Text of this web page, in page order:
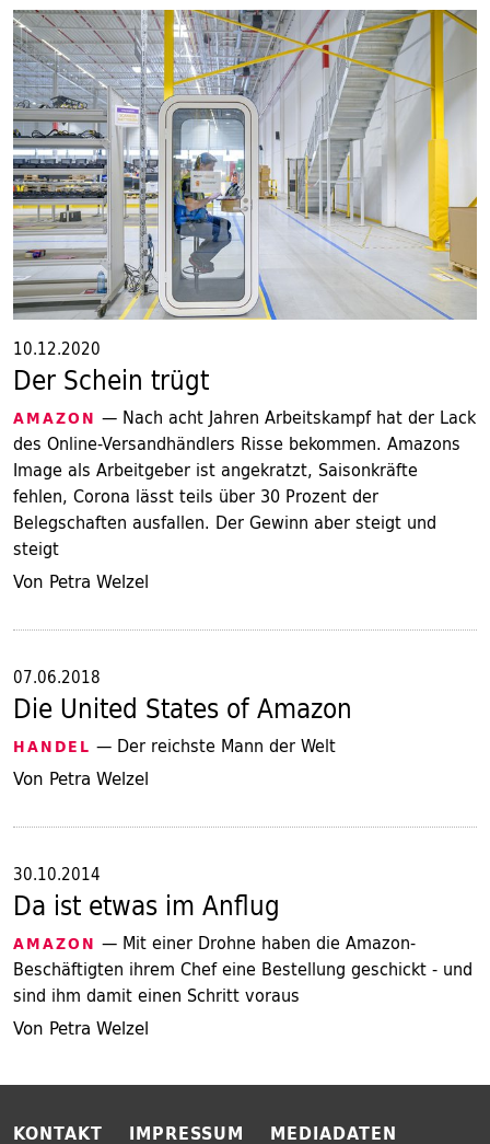
10.12.2020
Der Schein trügt
AMAZON — Nach acht Jahren Arbeitskampf hat der Lack
des Online-Versandhändlers Risse bekommen. Amazons
Image als Arbeitgeber ist angekratzt, Saisonkräfte
fehlen, Corona lässt teils über 30 Prozent der
Belegschaften ausfallen. Der Gewinn aber steigt und
steigt
Von Petra Welzel
07.06.2018
Die United States of Amazon
HANDEL — Der reichste Mann der Welt
Von Petra Welzel
30.10.2014
Da ist etwas im Anflug
AMAZON — Mit einer Drohne haben die Amazon-
Beschäftigten ihrem Chef eine Bestellung geschickt - und
sind ihm damit einen Schritt voraus
Von Petra Welzel
KONTAKT IMPRESSUM MEDIADATEN